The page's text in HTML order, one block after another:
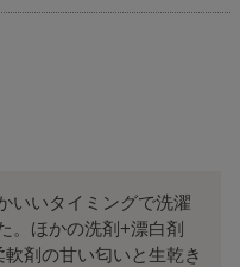
いいタイミングで洗濯
。ほかの洗剤+漂白剤
剤の甘い匂いと生乾き